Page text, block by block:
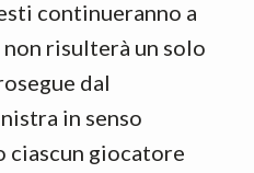
continueranno a
risulterà un solo
dal
in senso
ciascun giocatore